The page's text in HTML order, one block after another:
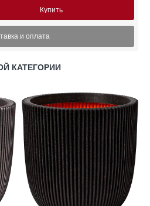
Купить
и оплата
КАТЕГОРИИ